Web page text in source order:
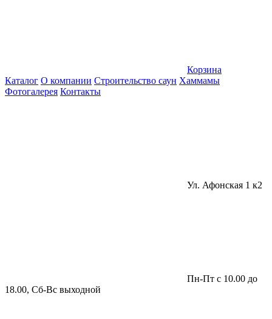
Корзина
Каталог О компании Строительство саун Хаммамы
Фотогалерея Контакты
Ул. Афонская 1 к2
Пн-Пт с 10.00 до
18.00, Сб-Вс выходной